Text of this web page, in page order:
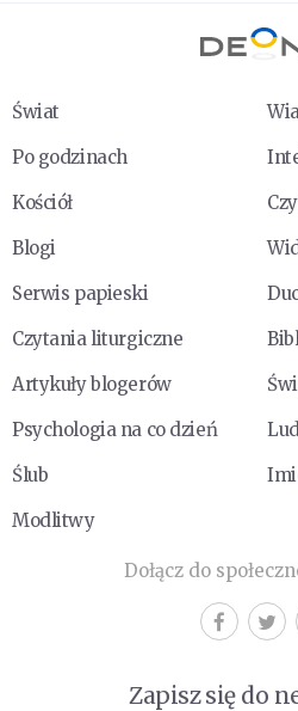
Świat
Po godzinach
Kościół
Blogi
Serwis papieski
Czytania liturgiczne
Artykuły blogerów
Psychologia na co dzień
Ślub
Modlitwy
Dołącz do
Zapisz się do